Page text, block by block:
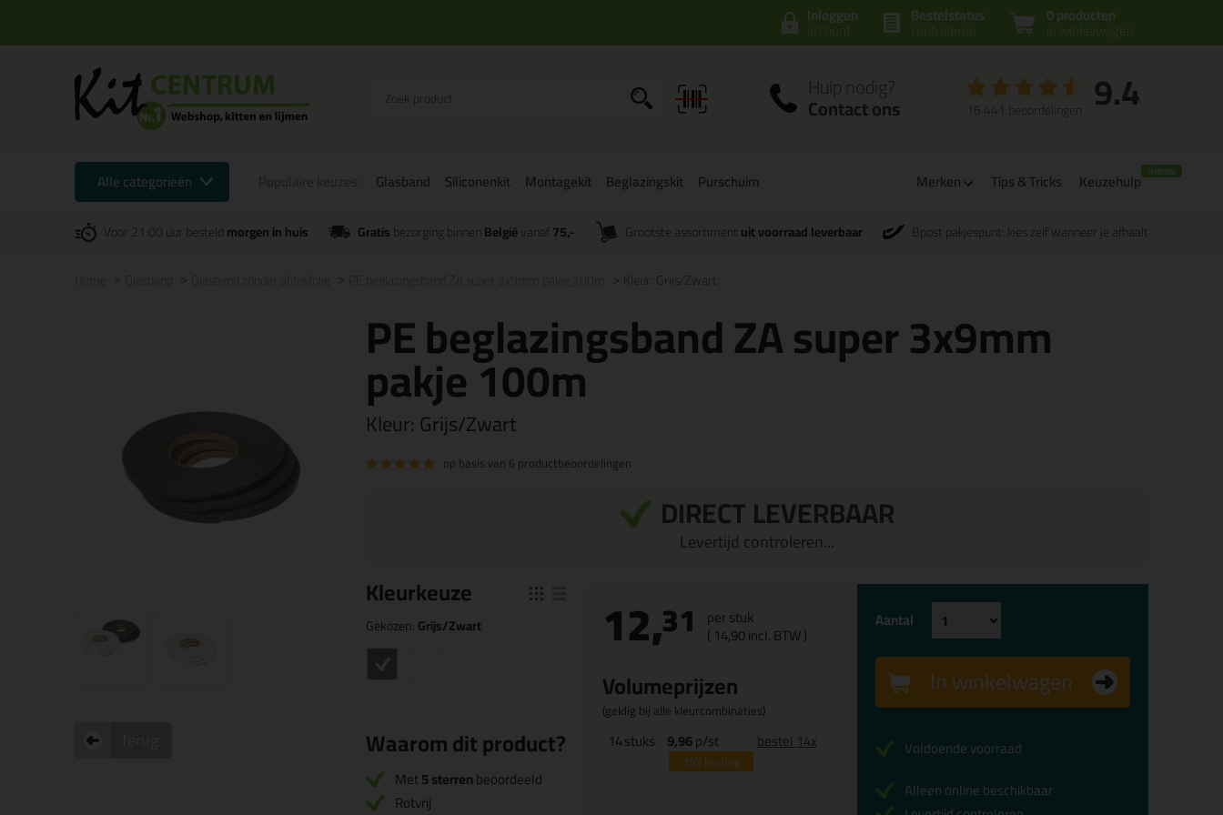
0 producten
in winkelwagen
Bestelstatus
controleren
Inloggen
account
Hulp nodig?
Contact ons 9.4
16.441 beoordelingen
Alle categorieën Glasband Siliconenkit Montagekit Beglazingskit Purschuim Merken Tips & Tricks Keuzehulp
Voor 21:00 uur besteldmorgen in huis Gratisbezorging binnenBelgiëvanaf 75,- Grootste assortiment uit voorraad leverbaar Bpost pakjespunt: kies zelf wanneer je afhaalt
Kleur: Grijs/Zwart
PE beglazingsband ZA super 3x9mm
pakje 100m
Kleur:Grijs/Zwart
op basis van 6 productbeoordelingen
DIRECT LEVERBAAR
Levertijd controleren...
Kleurkeuze
Gekozen:Grijs/Zwart
Waarom dit product?
Met5 sterrenbeoordeeld
Rotvrij
12,31 per stuk
( 14,90incl. BTW )
Volumeprijzen
(geldig bij alle kleurcombinaties)
14stuks 9,96p/st
19%korting
bestel 14x
Aantal
In winkelwagen
Voldoende voorraad
Alleen online beschikbaar